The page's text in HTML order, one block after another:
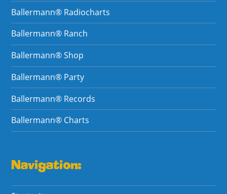
Ballermann® Radiocharts
Ballermann® Ranch
Ballermann® Shop
Ballermann® Party
Ballermann® Records
Ballermann® Charts
Navigation: